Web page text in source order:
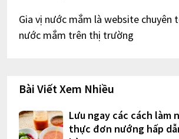
Gia vị nước mắm là website chuyên
nước mắm trên thị trường
Bài Viết Xem Nhiều
Lưu ngay các cách làm
thực đơn nướng hấp